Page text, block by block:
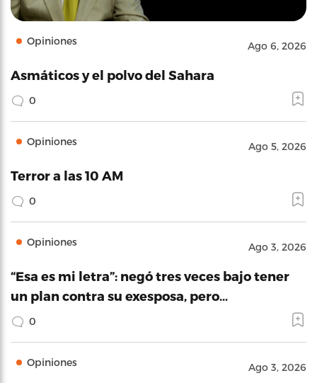
Opiniones Ago 6, 2026
Asmáticos y el polvo del Sahara
0
Opiniones Ago 5, 2026
Terror a las 10 AM
0
Opiniones Ago 3, 2026
“Esa es mi letra”: negó tres veces bajo tener
un plan contra su exesposa, pero…
0
Opiniones Ago 3, 2026